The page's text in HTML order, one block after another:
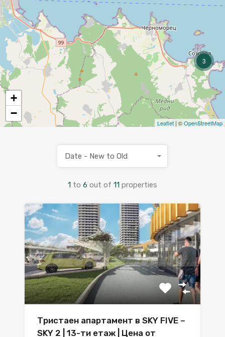
3
+
−
Leaflet | ©OpenStreetMap
1 to 6 out of 11 properties
Date - New to Old
Тристаен апартамент в SKY FIVE –
SKY 2 | 13-ти етаж | Цена от